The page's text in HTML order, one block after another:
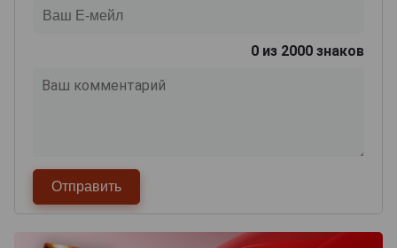
0 из 2000 знаков